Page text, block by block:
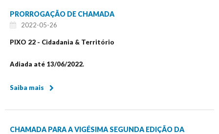
PRORROGAÇÃO DE CHAMADA
2022-05-26
PIXO 22 - Cidadania & Território
Adiada até 13/06/2022.
Saiba mais
CHAMADA PARA A VIGÉSIMA SEGUNDA EDIÇÃO DA